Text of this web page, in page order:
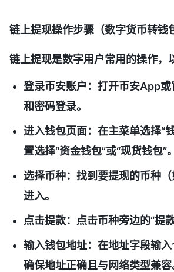
链上提现操作步骤（数字货币转钱
链上提现是数字用户常用的操作，
登录币安账户 ：打开币安App
和密码登录。
进入钱包页面：在主菜单选择“
置选择“资金钱包”或“现货钱包”。
选择币种：找到要提现的币种
进入。
点击提款：点击币种旁边的“提款
输入钱包地址：在地址字段输入
确保地址正确且与网络类型兼容